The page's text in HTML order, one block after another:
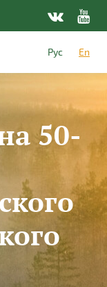
Рус
En
50-